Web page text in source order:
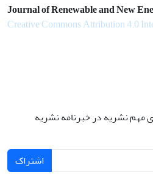
Journal of Renewable and New
Creative Commons Attribution 4.0
مهم نشریه در خبرنامه نشریه
اشتراک